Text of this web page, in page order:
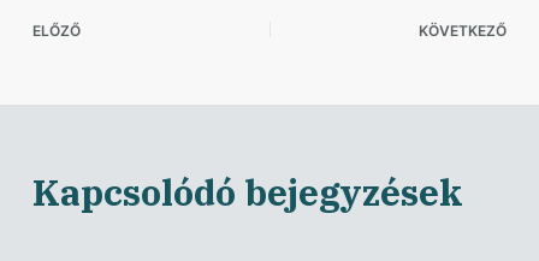
ELŐZŐ KÖVETKEZŐ
Kapcsolódó bejegyzések